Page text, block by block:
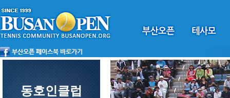
동호인클럽